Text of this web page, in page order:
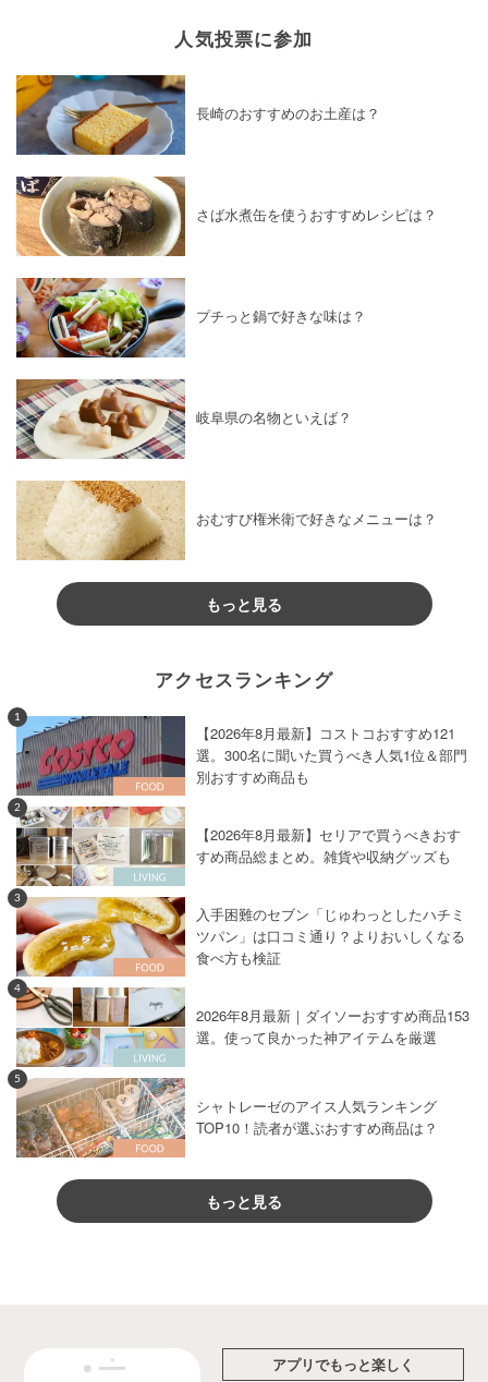
人気投票に参加
長崎のおすすめのお土産は？
さば水煮缶を使うおすすめレシピは？
プチっと鍋で好きな味は？
岐阜県の名物といえば？
おむすび権米衛で好きなメニューは？
もっと見る
アクセスランキング
1
【2026年8月最新】コストコおすすめ121
選。300名に聞いた買うべき人気1位＆部門
別おすすめ商品も
2
【2026年8月最新】セリアで買うべきおす
すめ商品総まとめ。雑貨や収納グッズも
3
入手困難のセブン「じゅわっとしたハチミ
ツパン」は口コミ通り？よりおいしくなる
食べ方も検証
4
2026年8月最新｜ダイソーおすすめ商品153
選。使って良かった神アイテムを厳選
5
シャトレーゼのアイス人気ランキング
TOP10！読者が選ぶおすすめ商品は？
もっと見る
アプリでもっと楽しく